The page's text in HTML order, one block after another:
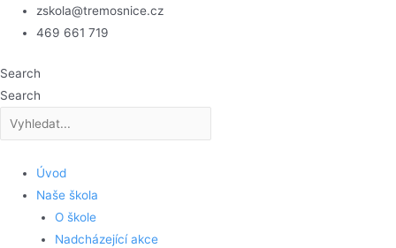
Přeskočitzskola@tremosnice.cz
469 661 719
Search
Search
Úvod
Naše škola
O škole
Nadcházející akce